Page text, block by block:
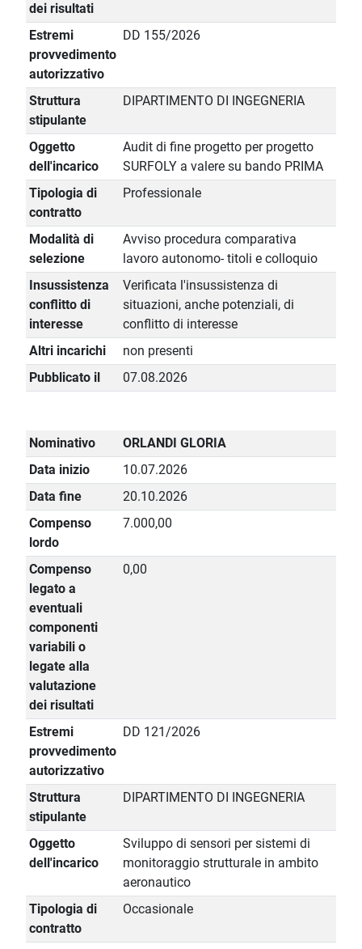
dei risultati
Estremi
provvedimento
autorizzativo
DD 155/2026
Struttura
stipulante
DIPARTIMENTO DI INGEGNERIA
Oggetto
dell'incarico
Audit di fine progetto per progetto
SURFOLY a valere su bando PRIMA
Tipologia di
contratto
Professionale
Modalità di
selezione
Avviso procedura comparativa
lavoro autonomo- titoli e colloquio
Insussistenza
conflitto di
interesse
Verificata l'insussistenza di
situazioni, anche potenziali, di
conflitto di interesse
Altri incarichi
non presenti
Pubblicato il
07.08.2026
Nominativo
ORLANDI GLORIA
Data inizio
10.07.2026
Data fine
20.10.2026
Compenso
lordo
7.000,00
Compenso
legato a
eventuali
componenti
variabili o
legate alla
valutazione
dei risultati
0,00
Estremi
provvedimento
autorizzativo
DD 121/2026
Struttura
stipulante
DIPARTIMENTO DI INGEGNERIA
Oggetto
dell'incarico
Sviluppo di sensori per sistemi di
monitoraggio strutturale in ambito
aeronautico
Tipologia di
contratto
Occasionale